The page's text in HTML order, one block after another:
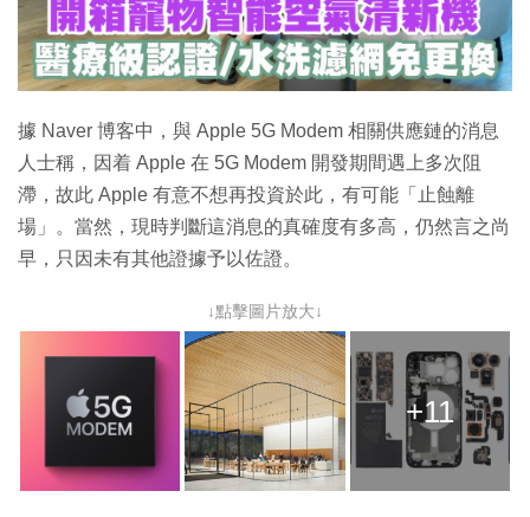
放
影
片
據 Naver 博客中，與 Apple 5G Modem 相關供應鏈的消息
人士稱，因着 Apple 在 5G Modem 開發期間遇上多次阻
滯，故此 Apple 有意不想再投資於此，有可能「止蝕離
場」。當然，現時判斷這消息的真確度有多高，仍然言之尚
早，只因未有其他證據予以佐證。
↓點擊圖片放大↓
+11